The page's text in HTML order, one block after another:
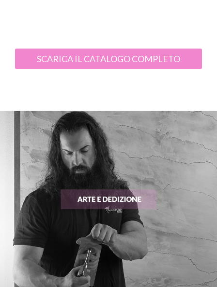
SCARICA IL CATALOGO COMPLETO